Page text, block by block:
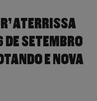
ATERRISSA
DE SETEMBRO
E NOVA